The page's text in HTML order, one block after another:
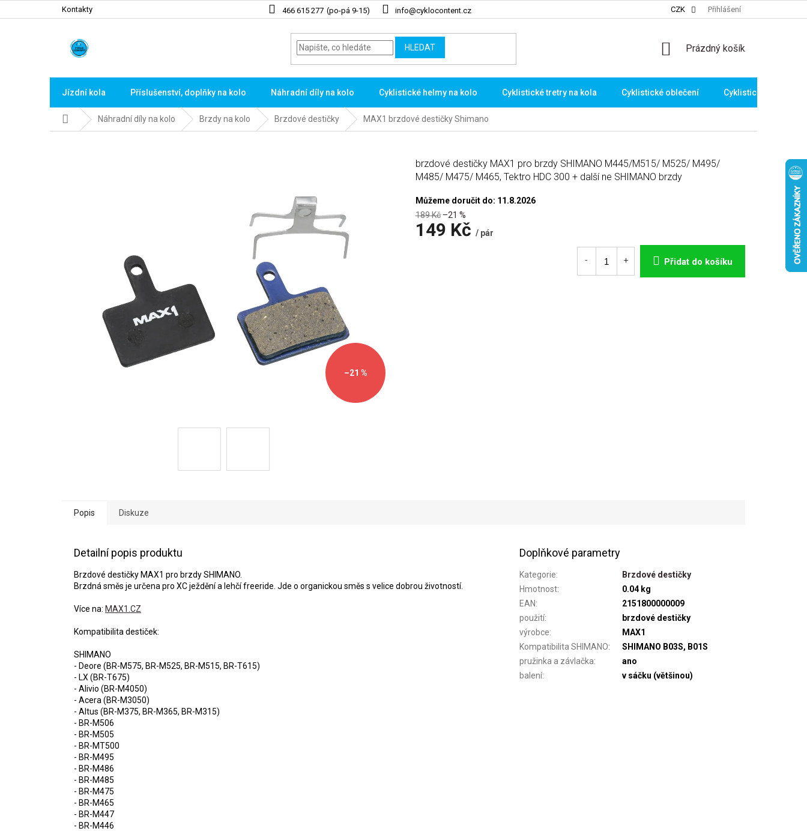
na
466 615 277 info@cyklocontent.cz
Kontakty CZK Přihlášení
HLEDAT
NÁKUPNÍ
Prázdný košík
Jízdní kola Příslušenství, doplňky na kolo Náhradní díly na kolo Cyklistické helmy na kolo Cyklistické tretry na kola Cyklistické oblečení Cyklistické brýle
Domů Náhradní díly na kolo Brzdy na kolo Brzdové destičky MAX1 brzdové destičky Shimano
–21 %
189 Kč –21 %
149 Kč / pár
Můžeme doručit do: 11.8.2026
Přidat do košíku
brzdové destičky MAX1 pro brzdy SHIMANO M445/M515/ M525/ M495/
M485/ M475/ M465, Tektro HDC 300 + další ne SHIMANO brzdy
Popis Diskuze
Detailní popis produktu
Brzdové destičky MAX1 pro brzdy SHIMANO.
Brzdná směs je určena pro XC ježdění a lehčí freeride. Jde o organickou směs s velice dobrou životností.
Více na: MAX1.CZ
Kompatibilita destiček:
SHIMANO
- Deore (BR-M575, BR-M525, BR-M515, BR-T615)
- LX (BR-T675)
- Alivio (BR-M4050)
- Acera (BR-M3050)
- Altus (BR-M375, BR-M365, BR-M315)
- BR-M506
- BR-M505
- BR-MT500
- BR-M495
- BR-M486
- BR-M485
- BR-M475
- BR-M465
- BR-M447
- BR-M446
Doplňkové parametry
Kategorie:
Brzdové destičky
Hmotnost:
0.04 kg
EAN:
2151800000009
použití:
brzdové destičky
výrobce:
MAX1
Kompatibilita SHIMANO:
SHIMANO B03S, B01S
pružinka a závlačka:
ano
balení: v sáčku (většinou)